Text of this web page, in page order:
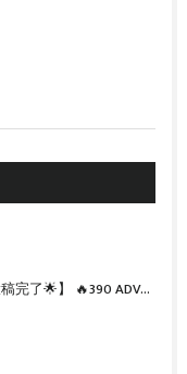
【🌟本日のYouTube投稿完了🌟】 🔥390 ADVENTURE R × KTM山形 オリジナルデカール仕様誕生🔥